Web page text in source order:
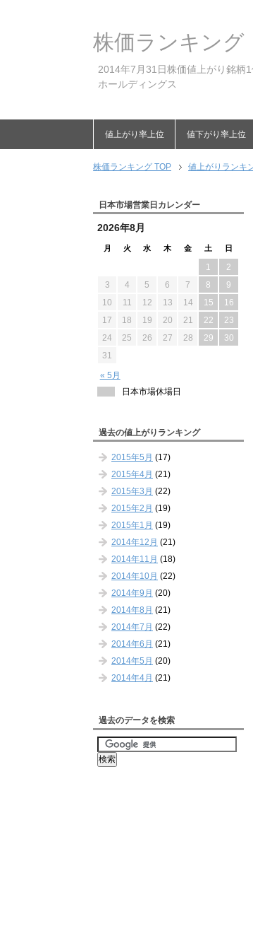
株価ランキング
2014年7月31日株価値上がり銘柄
ホールディングス
値上がり率上位 値下がり率上位
株価ランキング TOP 値上がりランキ
日本市場営業日カレンダー
2026年8月
月 火 水 木 金 土 日
« 5月
1
2
3
4 5 6 7 8
9
10
11 12 13 14 15
16
17
18 19 20 21 22
23
24
25 26 27 28 29
30
31
日本市場休場日
過去の値上がりランキング
2015年5月 (17)
2015年4月 (21)
2015年3月 (22)
2015年2月 (19)
2015年1月 (19)
2014年12月 (21)
2014年11月 (18)
2014年10月 (22)
2014年9月 (20)
2014年8月 (21)
2014年7月 (22)
2014年6月 (21)
2014年5月 (20)
2014年4月 (21)
過去のデータを検索